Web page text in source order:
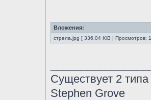
Вложения:
стрела.jpg [ 336.04 KiB | Просмотров:
Существует 2
Stephen Grove